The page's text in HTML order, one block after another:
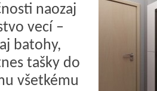
naozaj
vecí –
batohy,
tašky do
všetkému